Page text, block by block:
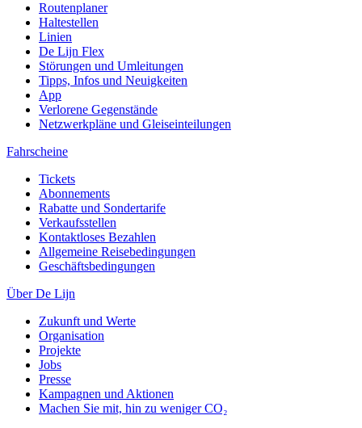
Routenplaner
Haltestellen
Linien
De Lijn Flex
Störungen und Umleitungen
Tipps, Infos und Neuigkeiten
App
Verlorene Gegenstände
Netzwerkpläne und Gleiseinteilungen
Fahrscheine
Tickets
Abonnements
Rabatte und Sondertarife
Verkaufsstellen
Kontaktloses Bezahlen
Allgemeine Reisebedingungen
Geschäftsbedingungen
Über De Lijn
Zukunft und Werte
Organisation
Projekte
Jobs
Presse
Kampagnen und Aktionen
Machen Sie mit, hin zu weniger CO₂